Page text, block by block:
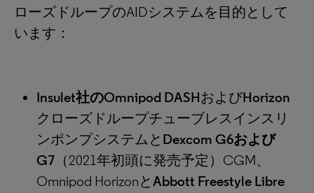
ローズドループのAIDシステムを目的として
います：
Insulet社のOmnipod DASHおよびHorizon
クローズドループチューブレスインスリ
ンポンプシステムと Dexcom G6および
G7 （2021年初頭に発売予定）CGM、
Omnipod HorizonとAbbott Freestyle Libre